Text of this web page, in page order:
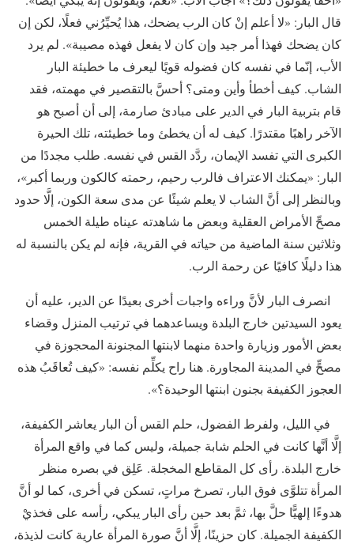
قال البار: «لا أعلم إنْ كان الرب يضحك، هذا يُحيِّرُني فعلًا، لكن إن
كان يضحك فهذا أمر جيد وإن كان لا يفعل فهذه مصيبة». لم يرد
الأب، إنّما في نفسه كان فضوله قويًا ليعرف ما خطيئة البار
الشاب. كيف أخطأ وأين ومتى؟ أحسَّ بالتقصير في مهمته، فقد
قام بتربية البار في الدير على مبادئ صارمة، إلى أن أصبح هو
الآخر راهبًا مقتدرًا. كيف له أن يخطئ وما خطيئته، تلك الحيرة
الكبرى التي تفسد الإيمان، ردَّد القس في نفسه. طلب مجددًا من
البار: «يمكنك الاعتراف فالرب رحيم، رحمته كالكون وربما أكبر»،
وبالنظر إلى أنَّ الشاب لا يعلم شيئًا عن مدى سعة الكون، إلَّا حدود
مصحِّ الأمراض العقلية وبعض ما شاهدته عيناه طيلة الخمس
وثلاثين سنة الماضية من حياته في القرية، فإنه لم يكن بالنسبة له
هذا دليلًا كافيًا عن رحمة الرب.
انصرف البار لأنَّ وراءه واجبات أخرى بعيدًا عن الدير، عليه أن
يعود السيدتين خارج البلدة ويساعدهما في ترتيب المنزل وقضاء
بعض الأمور وزيارة واحدة منهما لابنتها المجنونة المحجوزة في
مصحٍّ في المدينة المجاورة. هنا راح يكلِّم نفسه: «كيف تُعاقَبُ هذه
العجوز الكفيفة بجنون ابنتها الوحيدة؟».
في الليل، ولفرط الفضول، حلم القس أن البار يعاشر الكفيفة،
إلَّا أنَّها كانت في الحلم شابة جميلة، وليس كما في واقع المرأة
خارج البلدة. رأى كل المقاطع المخجلة. عَلِق في بصره منظر
المرأة تتلوَّى فوق البار، تصرخ مراتٍ، تسكن في أخرى، كما لو أنَّ
هدوءًا إلهيًّا حلَّ بها، ثمَّ بعد حين رأى البار يبكي، رأسه على فخذيْ
الكفيفة الجميلة. كان حزينًا، إلَّا أنَّ صورة المرأة عارية كانت لذيذة،